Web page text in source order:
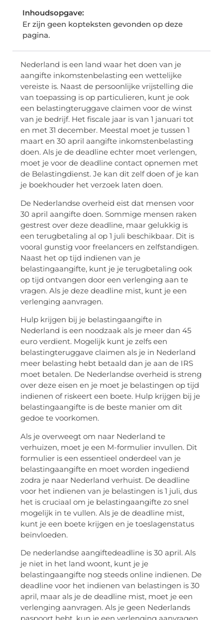
Inhoudsopgave:
Er zijn geen kopteksten gevonden op deze
pagina.
Nederland is een land waar het doen van je
aangifte inkomstenbelasting een wettelijke
vereiste is. Naast de persoonlijke vrijstelling die
van toepassing is op particulieren, kunt je ook
een belastingteruggave claimen voor de winst
van je bedrijf. Het fiscale jaar is van 1 januari tot
en met 31 december. Meestal moet je tussen 1
maart en 30 april aangifte inkomstenbelasting
doen. Als je de deadline echter moet verlengen,
moet je voor de deadline contact opnemen met
de Belastingdienst. Je kan dit zelf doen of je kan
je boekhouder het verzoek laten doen.
De Nederlandse overheid eist dat mensen voor
30 april aangifte doen. Sommige mensen raken
gestrest over deze deadline, maar gelukkig is
een terugbetaling al op 1 juli beschikbaar. Dit is
vooral gunstig voor freelancers en zelfstandigen.
Naast het op tijd indienen van je
belastingaangifte, kunt je je terugbetaling ook
op tijd ontvangen door een verlenging aan te
vragen. Als je deze deadline mist, kunt je een
verlenging aanvragen.
Hulp krijgen bij je belastingaangifte in
Nederland is een noodzaak als je meer dan 45
euro verdient. Mogelijk kunt je zelfs een
belastingteruggave claimen als je in Nederland
meer belasting hebt betaald dan je aan de IRS
moet betalen. De Nederlandse overheid is streng
over deze eisen en je moet je belastingen op tijd
indienen of riskeert een boete. Hulp krijgen bij je
belastingaangifte is de beste manier om dit
gedoe te voorkomen.
Als je overweegt om naar Nederland te
verhuizen, moet je een M-formulier invullen. Dit
formulier is een essentieel onderdeel van je
belastingaangifte en moet worden ingediend
zodra je naar Nederland verhuist. De deadline
voor het indienen van je belastingen is 1 juli, dus
het is cruciaal om je belastingaangifte zo snel
mogelijk in te vullen. Als je de deadline mist,
kunt je een boete krijgen en je toeslagenstatus
beïnvloeden.
De nederlandse aangiftedeadline is 30 april. Als
je niet in het land woont, kunt je je
belastingaangifte nog steeds online indienen. De
deadline voor het indienen van belastingen is 30
april, maar als je de deadline mist, moet je een
verlenging aanvragen. Als je geen Nederlands